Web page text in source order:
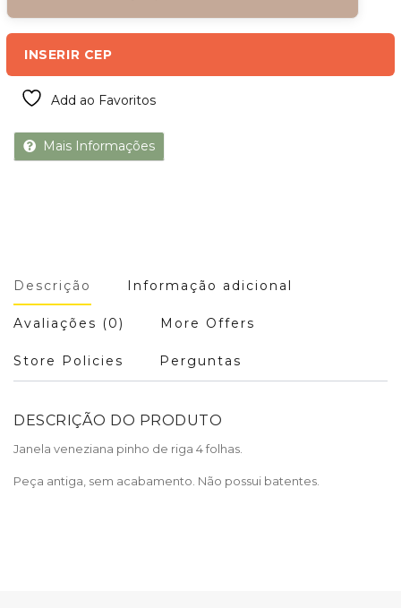
INSERIR CEP
Add ao Favoritos
Mais Informações
Descrição Informação adicional
Avaliações (0) More Offers
Store Policies Perguntas
DESCRIÇÃO DO PRODUTO
Janela veneziana pinho de riga 4 folhas.
Peça antiga, sem acabamento. Não possui batentes.